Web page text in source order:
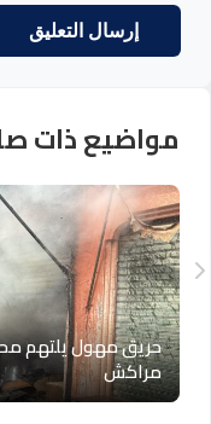
مواضيع ذات
حريق مهول يلتهم
مراكش